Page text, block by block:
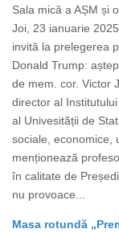
Sala mică a AȘM și
Joi, 23 ianuarie
invită la prelegerea
Donald Trump:
de mem. cor. Victor
director al
al Univesității de
sociale, economice,
menționează
în calitate de
nu provoace...
Masa rotundă